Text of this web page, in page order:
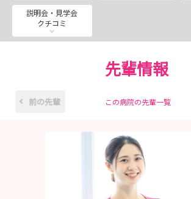
説明会・見学会
クチコミ
先輩情報
前の先輩 この病院の先輩一覧